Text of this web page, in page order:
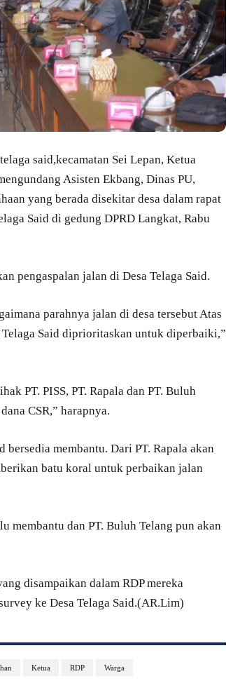
said,kecamatan Sei Lepan, Ketua
Asisten Ekbang, Dinas PU,
yang berada disekitar desa dalam rapat
Said di gedung DPRD Langkat, Rabu
pengaspalan jalan di Desa Telaga Said.
parahnya jalan di desa tersebut Atas
Said diprioritaskan untuk diperbaiki,”
PT. PISS, PT. Rapala dan PT. Buluh
CSR,” harapnya.
bersedia membantu. Dari PT. Rapala akan
batu koral untuk perbaikan jalan
membantu dan PT. Buluh Telang pun akan
disampaikan dalam RDP mereka
ke Desa Telaga Said.(AR.Lim)
Ketua RDP Warga